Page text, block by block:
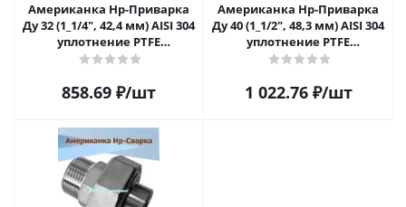
Американка Нр-Приварка
Ду 32 (1_1/4", 42,4 мм) AISI 304
уплотнение PTFE
(прокладка
858.69 ₽/шт
Американка Нр-Приварка
Ду 40 (1_1/2", 48,3 мм) AISI 304
уплотнение PTFE
(прокладка
1 022.76₽/шт